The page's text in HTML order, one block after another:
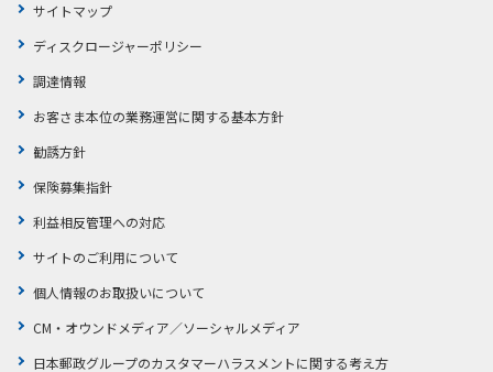
サイトマップ
ディスクロージャーポリシー
調達情報
お客さま本位の業務運営に関する基本方針
勧誘方針
保険募集指針
利益相反管理への対応
サイトのご利用について
個人情報のお取扱いについて
CM・オウンドメディア／ソーシャルメディア
日本郵政グループのカスタマーハラスメントに関する考え方